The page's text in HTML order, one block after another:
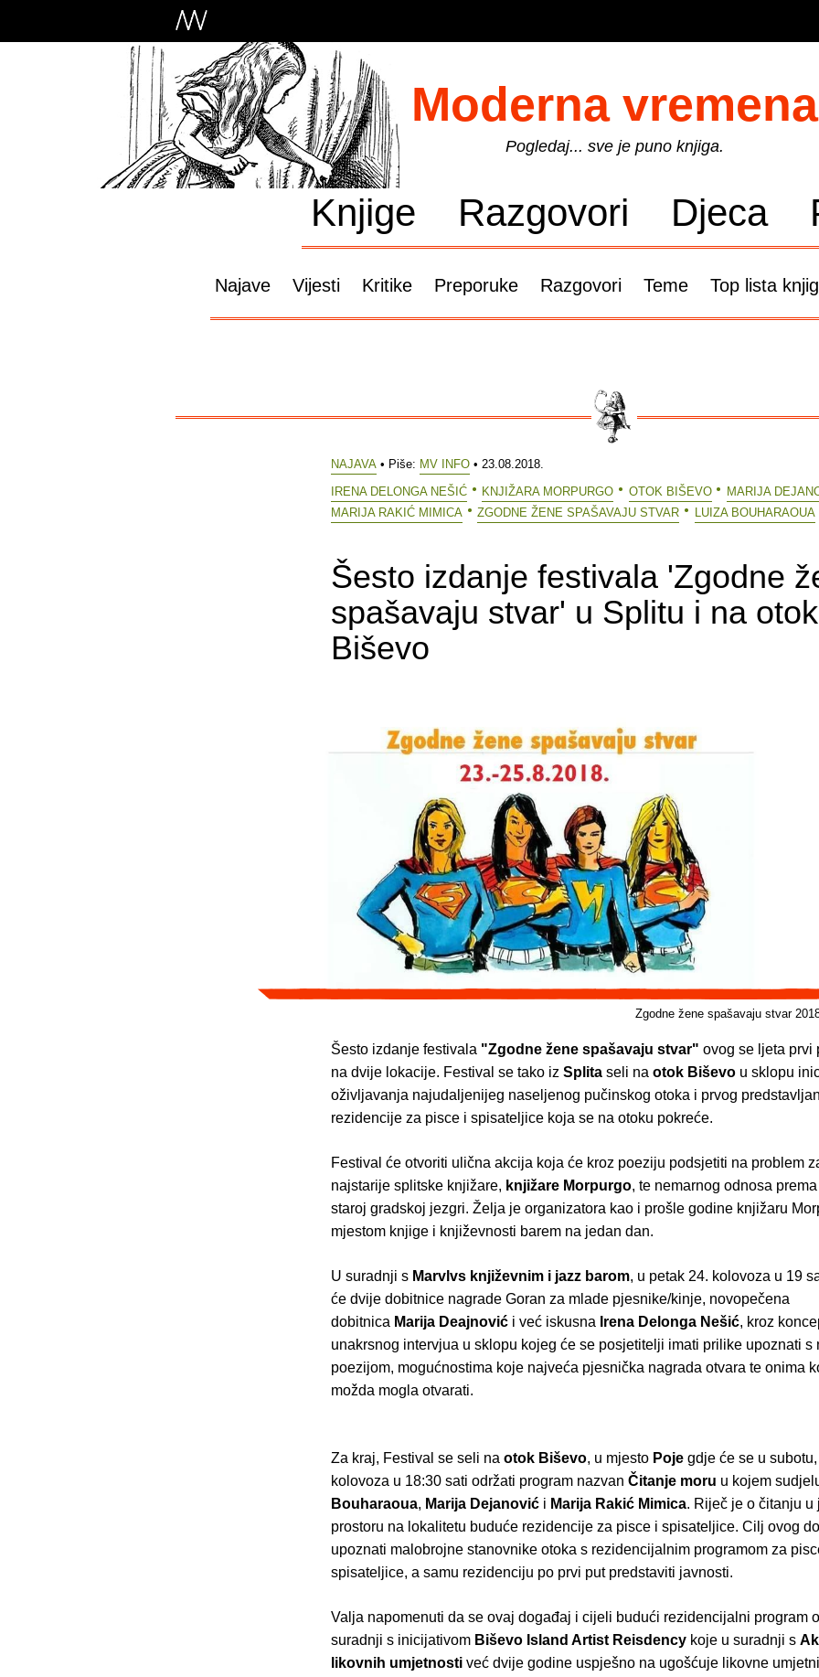
Moderna vremena
Pogledaj... sve je puno knjiga.
Knjige Razgovori Djeca
Najave Vijesti Kritike Preporuke Razgovori Teme Top lista
NAJAVA • Piše: MV INFO • 23.08.2018.
IRENA DELONGA NEŠIĆ
KNJIŽARA MORPURGO OTOK BIŠEVO
MARIJA
MARIJA RAKIĆ MIMICA
ZGODNE ŽENE SPAŠAVAJU STVAR LUIZA BOUHARAOUA
Šesto izdanje festivala 'Zgodne
spašavaju stvar' u Splitu i na
Biševo
Zgodne žene spašavaju stvar
Šesto izdanje festivala "Zgodne žene spašavaju stvar" ovog se ljeta prvi
na dvije lokacije. Festival se tako iz Splita seli na otok Biševo u sklopu
oživljavanja najudaljenijeg naseljenog pučinskog otoka i prvog
rezidencije za pisce i spisateljice koja se na otoku pokreće.
Festival će otvoriti ulična akcija koja će kroz poeziju podsjetiti na problem
najstarije splitske knjižare, knjižare Morpurgo, te nemarnog odnosa
staroj gradskoj jezgri. Želja je organizatora kao i prošle godine knjižaru
mjestom knjige i književnosti barem na jedan dan.
U suradnji s Marvlvs književnim i jazz barom, u petak 24. kolovoza u 19
će dvije dobitnice nagrade Goran za mlade pjesnike/kinje, novopečena
dobitnica Marija Deajnović i već iskusna Irena Delonga Nešić, kroz
unakrsnog intervjua u sklopu kojeg će se posjetitelji imati prilike upoznati s
poezijom, mogućnostima koje najveća pjesnička nagrada otvara te onima
možda mogla otvarati.
Za kraj, Festival se seli na otok Biševo, u mjesto Poje gdje će se u
kolovoza u 18:30 sati održati program nazvan Čitanje moru u kojem
Bouharaoua, Marija Dejanović i Marija Rakić Mimica. Riječ je o čitanju u
prostoru na lokalitetu buduće rezidencije za pisce i spisateljice. Cilj ovog
upoznati malobrojne stanovnike otoka s rezidencijalnim programom za
spisateljice, a samu rezidenciju po prvi put predstaviti javnosti.
Valja napomenuti da se ovaj događaj i cijeli budući rezidencijalni program
suradnji s inicijativom Biševo Island Artist Reisdency koje u suradnji s
likovnih umjetnosti već dvije godine uspješno na ugošćuje likovne